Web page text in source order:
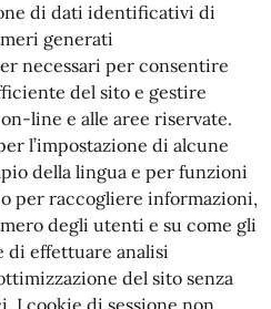
di dati identificativi di
generati
necessari per consentire
del sito e gestire
line e alle aree riservate.
l’impostazione di alcune
della lingua e per funzioni
per raccogliere informazioni,
degli utenti e su come gli
di effettuare analisi
del sito senza
I cookie di sessione non